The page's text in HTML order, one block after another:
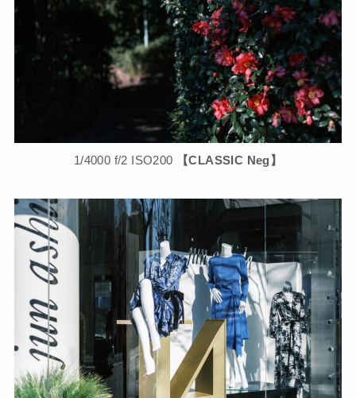
1/4000 f/2 ISO200 【CLASSIC Neg】